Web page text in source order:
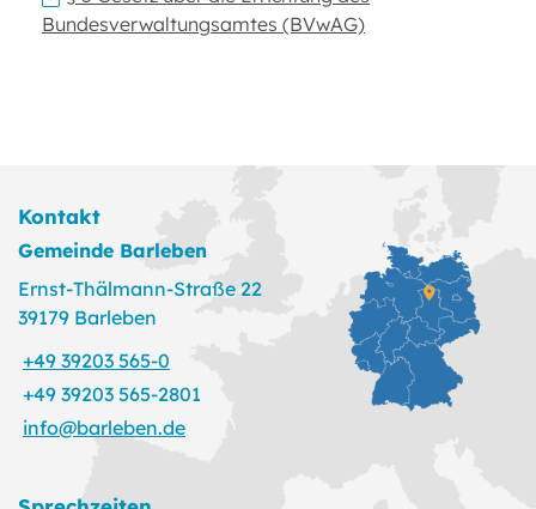
Bundesverwaltungsamtes (BVwAG)
Kontakt
Gemeinde Barleben
Ernst-Thälmann-Straße 22
39179 Barleben
+49 39203 565-0
+49 39203 565-2801
info@barleben.de